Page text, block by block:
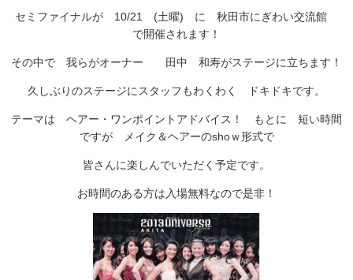
セミファイナルが 10/21 (土曜) に 秋田市にぎわい交流館
で開催されます！
その中で 我らがオーナー 田中 和寿がステージに立ちます！
久しぶりのステージにスタッフもわくわく ドキドキです。
テーマは ヘアー・ワンポイントアドバイス！ もとに 短い時間
ですが メイク＆ヘアーのshoｗ形式で
皆さんに楽しんでいただく予定です。
お時間のある方は入場無料なので是非！